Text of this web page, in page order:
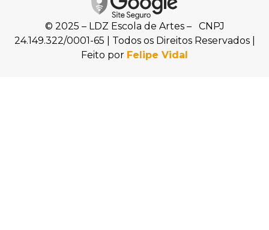
© 2025 – LDZ Escola de Artes – CNPJ
24.149.322/0001-65 | Todos os Direitos Reservados |
Feito por Felipe Vidal